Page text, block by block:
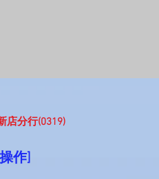
店分行(0319)
作]